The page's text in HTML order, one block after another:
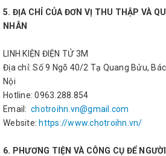
5. ĐỊA CHỈ CỦA ĐƠN VỊ THU THẬP VÀ
NHÂN
LINH KIỆN ĐIỆN TỬ 3M
Địa chỉ: Số 9 Ngõ 40/2 Tạ Quang Bửu,
Nội
Hotline: 0963.288.854
Email: chotroihn.vn@gmail.com
Website: https://www.chotroihn.vn/
6. PHƯƠNG TIỆN VÀ CÔNG CỤ ĐỂ